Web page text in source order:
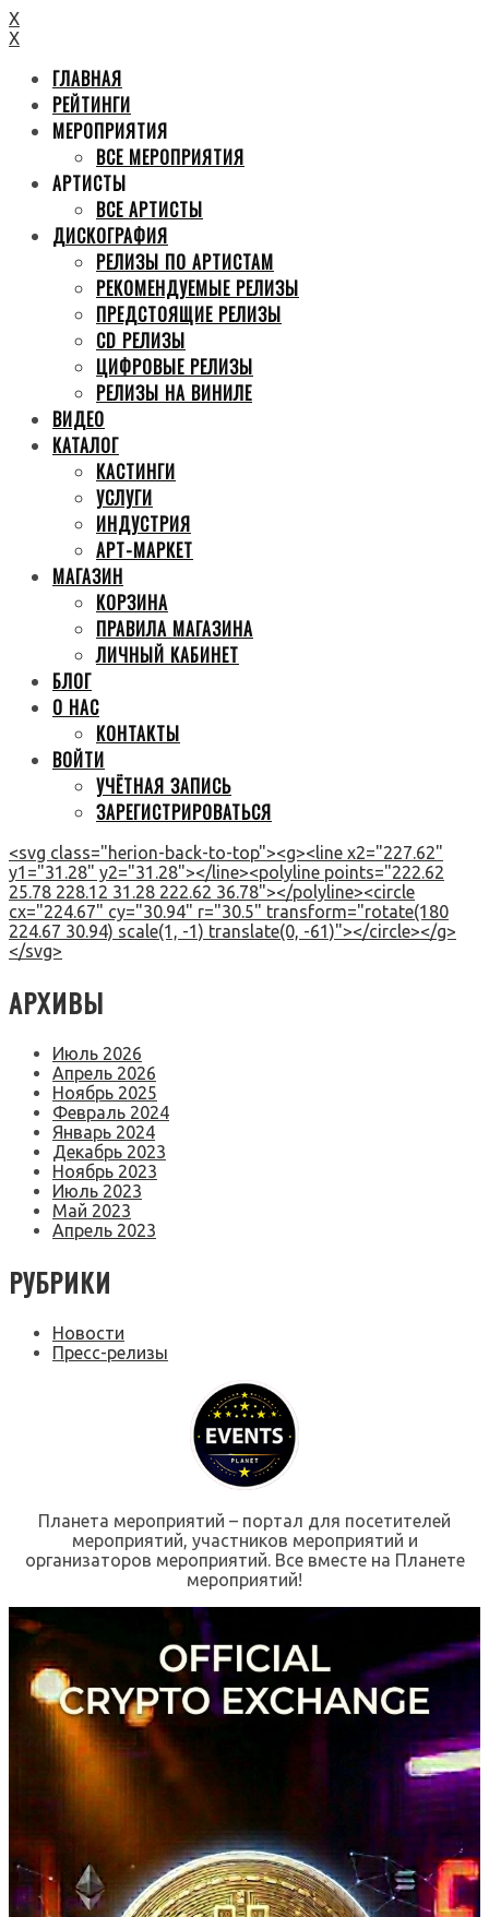
X
X
ГЛАВНАЯ
РЕЙТИНГИ
МЕРОПРИЯТИЯ
ВСЕ МЕРОПРИЯТИЯ
АРТИСТЫ
ВСЕ АРТИСТЫ
ДИСКОГРАФИЯ
РЕЛИЗЫ ПО АРТИСТАМ
РЕКОМЕНДУЕМЫЕ РЕЛИЗЫ
ПРЕДСТОЯЩИЕ РЕЛИЗЫ
CD РЕЛИЗЫ
ЦИФРОВЫЕ РЕЛИЗЫ
РЕЛИЗЫ НА ВИНИЛЕ
ВИДЕО
КАТАЛОГ
КАСТИНГИ
УСЛУГИ
ИНДУСТРИЯ
АРТ-МАРКЕТ
МАГАЗИН
КОРЗИНА
ПРАВИЛА МАГАЗИНА
ЛИЧНЫЙ КАБИНЕТ
БЛОГ
О НАС
КОНТАКТЫ
ВОЙТИ
УЧЁТНАЯ ЗАПИСЬ
ЗАРЕГИСТРИРОВАТЬСЯ
<svg class="herion-back-to-top"><g><line x2="227.62"
y1="31.28" y2="31.28"></line><polyline points="222.62
25.78 228.12 31.28 222.62 36.78"></polyline><circle
cx="224.67" cy="30.94" r="30.5" transform="rotate(180
224.67 30.94) scale(1, -1) translate(0, -61)"></circle></g>
</svg>
АРХИВЫ
Июль 2026
Апрель 2026
Ноябрь 2025
Февраль 2024
Январь 2024
Декабрь 2023
Ноябрь 2023
Июль 2023
Май 2023
Апрель 2023
РУБРИКИ
Новости
Пресс-релизы
Планета мероприятий – портал для посетителей
мероприятий, участников мероприятий и
организаторов мероприятий. Все вместе на Планете
мероприятий!